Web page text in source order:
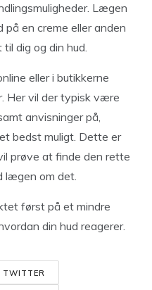
Lægen
på en creme eller anden
dig og din hud.
eller i butikkerne
Her vil der typisk være
anvisninger på,
bedst muligt. Dette er
prøve at finde den rette
lægen om det.
først på et mindre
din hud reagerer.
TWITTER